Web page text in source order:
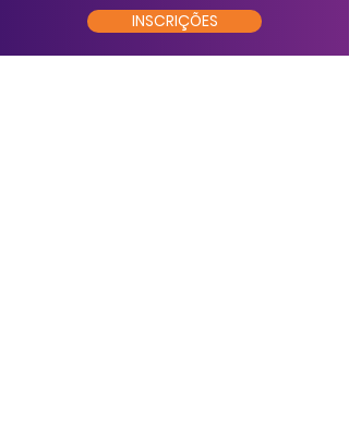
INSCRIÇÕES